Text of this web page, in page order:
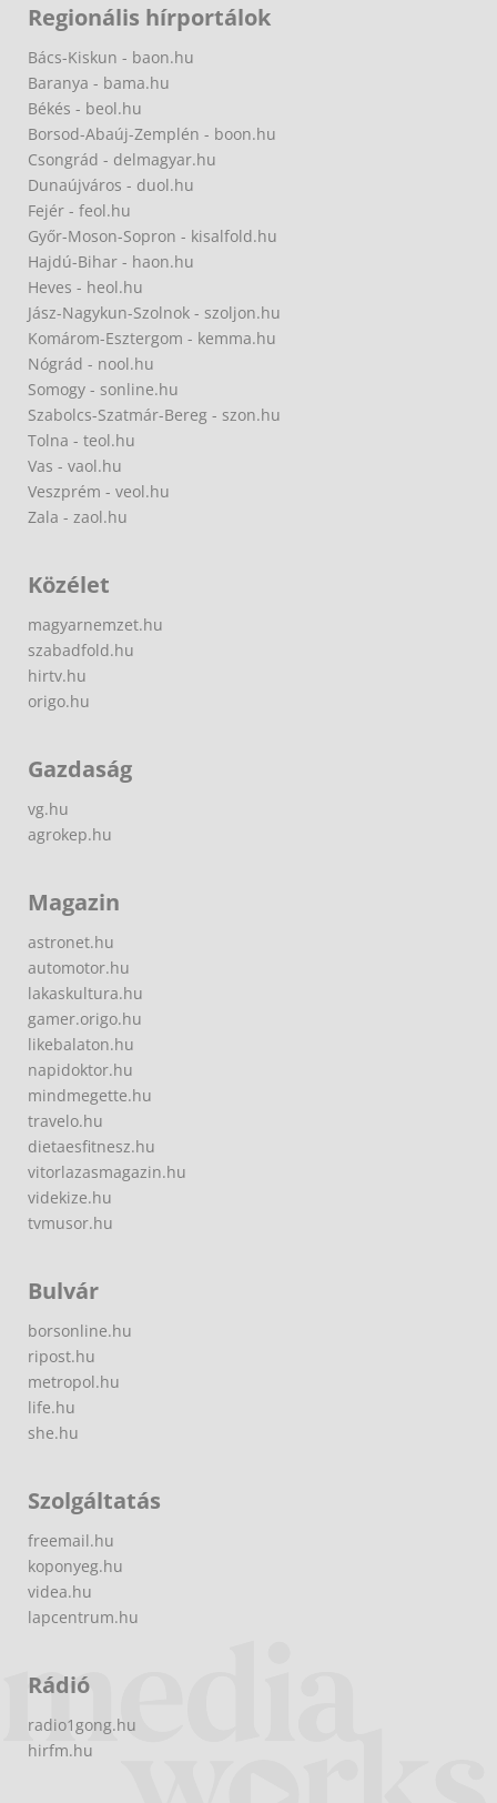
Regionális hírportálok
Bács-Kiskun - baon.hu
Baranya - bama.hu
Békés - beol.hu
Borsod-Abaúj-Zemplén - boon.hu
Csongrád - delmagyar.hu
Dunaújváros - duol.hu
Fejér - feol.hu
Győr-Moson-Sopron - kisalfold.hu
Hajdú-Bihar - haon.hu
Heves - heol.hu
Jász-Nagykun-Szolnok - szoljon.hu
Komárom-Esztergom - kemma.hu
Nógrád - nool.hu
Somogy - sonline.hu
Szabolcs-Szatmár-Bereg - szon.hu
Tolna - teol.hu
Vas - vaol.hu
Veszprém - veol.hu
Zala - zaol.hu
Közélet
magyarnemzet.hu
szabadfold.hu
hirtv.hu
origo.hu
Gazdaság
vg.hu
agrokep.hu
Magazin
astronet.hu
automotor.hu
lakaskultura.hu
gamer.origo.hu
likebalaton.hu
napidoktor.hu
mindmegette.hu
travelo.hu
dietaesfitnesz.hu
vitorlazasmagazin.hu
videkize.hu
tvmusor.hu
Bulvár
borsonline.hu
ripost.hu
metropol.hu
life.hu
she.hu
Szolgáltatás
freemail.hu
koponyeg.hu
videa.hu
lapcentrum.hu
Rádió
radio1gong.hu
hirfm.hu